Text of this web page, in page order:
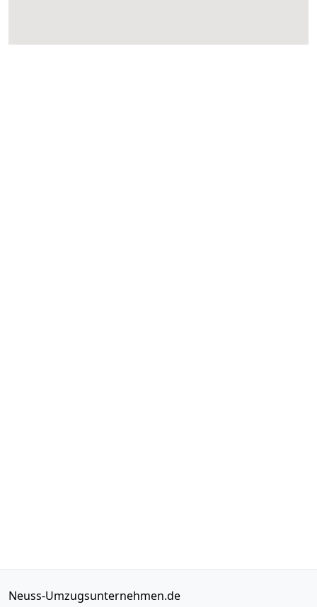
Neuss-Umzugsunternehmen.de